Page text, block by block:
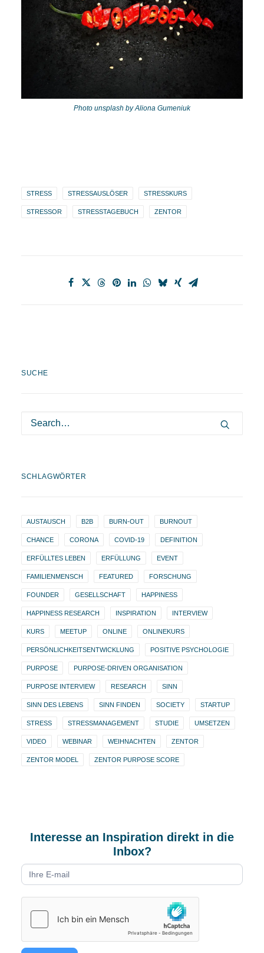
Photo unsplash by Aliona Gumeniuk
STRESS STRESSAUSLÖSER STRESSKURS
STRESSOR STRESSTAGEBUCH ZENTOR
SUCHE
SCHLAGWÖRTER
AUSTAUSCH B2B BURN-OUT BURNOUT
CHANCE CORONA COVID-19 DEFINITION
ERFÜLLTES LEBEN ERFÜLLUNG EVENT
FAMILIENMENSCH FEATURED FORSCHUNG
FOUNDER GESELLSCHAFT HAPPINESS
HAPPINESS RESEARCH INSPIRATION INTERVIEW
KURS MEETUP ONLINE ONLINEKURS
PERSÖNLICHKEITSENTWICKLUNG POSITIVE PSYCHOLOGIE
PURPOSE PURPOSE-DRIVEN ORGANISATION
PURPOSE INTERVIEW RESEARCH SINN
SINN DES LEBENS SINN FINDEN SOCIETY STARTUP
STRESS STRESSMANAGEMENT STUDIE UMSETZEN
VIDEO WEBINAR WEIHNACHTEN ZENTOR
ZENTOR MODEL ZENTOR PURPOSE SCORE
Interesse an Inspiration direkt in die
Inbox?
Newsletter
form
DE